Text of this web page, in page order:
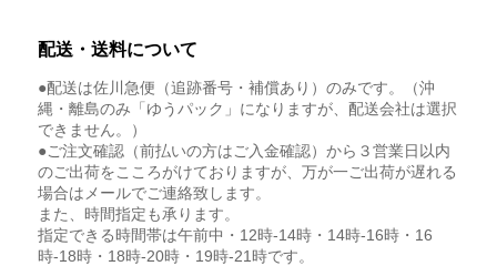
配送・送料について
●配送は佐川急便（追跡番号・補償あり）のみです。（沖
縄・離島のみ「ゆうパック」になりますが、配送会社は選択
できません。）
●ご注文確認（前払いの方はご入金確認）から３営業日以内
のご出荷をこころがけておりますが、万が一ご出荷が遅れる
場合はメールでご連絡致します。
また、時間指定も承ります。
指定できる時間帯は午前中・12時-14時・14時-16時・16
時-18時・18時-20時・19時-21時です。